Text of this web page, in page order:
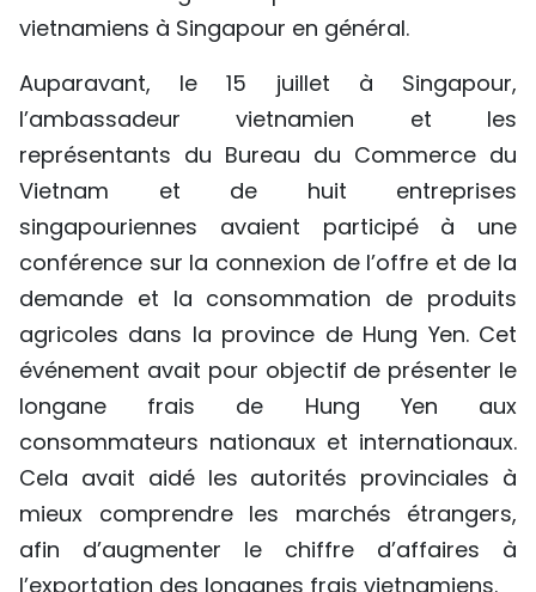
vietnamiens à Singapour en général.
Auparavant, le 15 juillet à Singapour,
l’ambassadeur vietnamien et les
représentants du Bureau du Commerce du
Vietnam et de huit entreprises
singapouriennes avaient participé à une
conférence sur la connexion de l’offre et de la
demande et la consommation de produits
agricoles dans la province de Hung Yen. Cet
événement avait pour objectif de présenter le
longane frais de Hung Yen aux
consommateurs nationaux et internationaux.
Cela avait aidé les autorités provinciales à
mieux comprendre les marchés étrangers,
afin d’augmenter le chiffre d’affaires à
l’exportation des longanes frais vietnamiens.